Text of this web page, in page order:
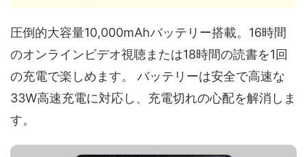
圧倒的大容量10,000mAhバッテリー搭載。16時間
のオンラインビデオ視聴または18時間の読書を1回
の充電で楽しめます。 バッテリーは安全で高速な
33W高速充電に対応し、充電切れの心配を解消しま
す。